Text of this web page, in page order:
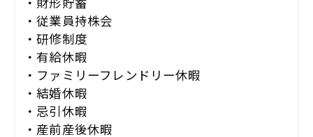
・従業員持株会
・研修制度
・有給休暇
・ファミリーフレンドリー休暇
・結婚休暇
・忌引休暇
・産前産後休暇